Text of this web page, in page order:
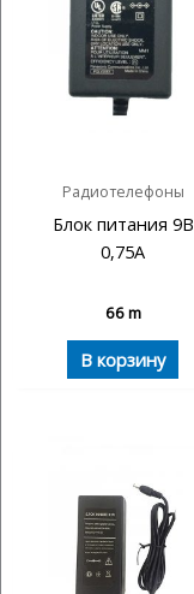
Радиотелефоны
Блок питания 9В
0,75А
66m
В корзину